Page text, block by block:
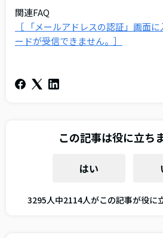
関連FAQ
［ 「メールアドレスの認証」画面
ードが受信できません。］
この記事は役に立ち
はい
3295人中2114人がこの記事が役に